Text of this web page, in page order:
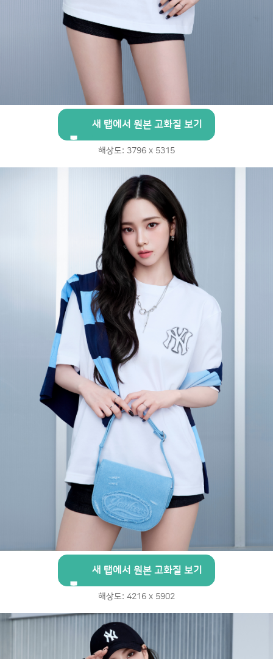
새 탭에서 원본 고화질 보기
해상도: 3796 x 5315
새 탭에서 원본 고화질 보기
해상도: 4216 x 5902